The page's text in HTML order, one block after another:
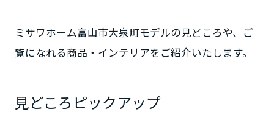
ミサワホーム富山市大泉町モデルの見どころや、ご
覧になれる商品・インテリアをご紹介いたします。
見どころピックアップ
京都府